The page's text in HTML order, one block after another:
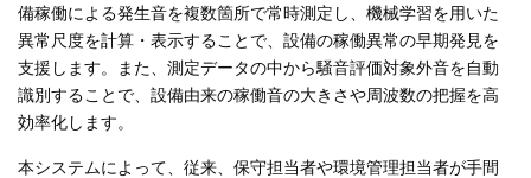
備稼働による発生音を複数箇所で常時測定し、機械学習を用いた
異常尺度を計算・表示することで、設備の稼働異常の早期発見を
支援します。また、測定データの中から騒音評価対象外音を自動
識別することで、設備由来の稼働音の大きさや周波数の把握を高
効率化します。
本システムによって、従来、保守担当者や環境管理担当者が手間